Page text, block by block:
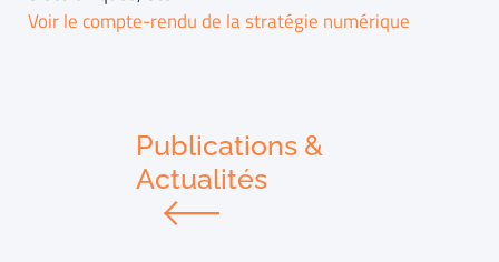
Voir le compte-rendu de la stratégie numérique
Publications &
Actualités